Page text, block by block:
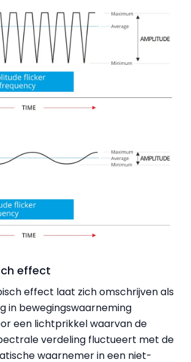
effect
effect laat zich omschrijven als
in bewegingswaarneming
een lichtprikkel waarvan de
verdeling fluctueert met de
waarnemer in een niet-